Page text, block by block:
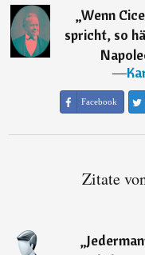
„Wenn
spricht, so
―
Facebook
Zitate
„